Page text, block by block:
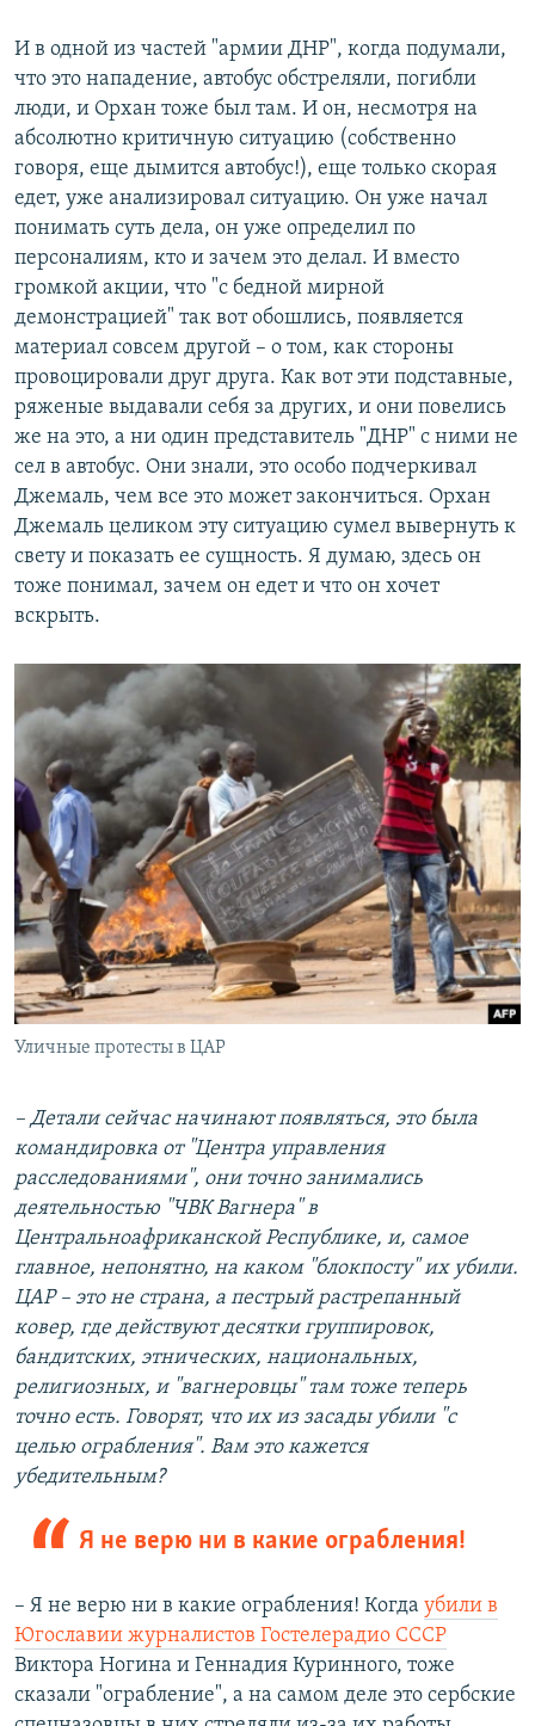
И в одной из частей "армии ДНР", когда подумали,
что это нападение, автобус обстреляли, погибли
люди, и Орхан тоже был там. И он, несмотря на
абсолютно критичную ситуацию (собственно
говоря, еще дымится автобус!), еще только скорая
едет, уже анализировал ситуацию. Он уже начал
понимать суть дела, он уже определил по
персоналиям, кто и зачем это делал. И вместо
громкой акции, что "с бедной мирной
демонстрацией" так вот обошлись, появляется
материал совсем другой – о том, как стороны
провоцировали друг друга. Как вот эти подставные,
ряженые выдавали себя за других, и они повелись
же на это, а ни один представитель "ДНР" с ними не
сел в автобус. Они знали, это особо подчеркивал
Джемаль, чем все это может закончиться. Орхан
Джемаль целиком эту ситуацию сумел вывернуть к
свету и показать ее сущность. Я думаю, здесь он
тоже понимал, зачем он едет и что он хочет
вскрыть.
Уличные протесты в ЦАР
– Детали сейчас начинают появляться, это была
командировка от "Центра управления
расследованиями", они точно занимались
деятельностью "ЧВК Вагнера" в
Центральноафриканской Республике, и, самое
главное, непонятно, на каком "блокпосту" их убили.
ЦАР – это не страна, а пестрый растрепанный
ковер, где действуют десятки группировок,
бандитских, этнических, национальных,
религиозных, и "вагнеровцы" там тоже теперь
точно есть. Говорят, что их из засады убили "с
целью ограбления". Вам это кажется
убедительным?
Я не верю ни в какие ограбления!​
– Я не верю ни в какие ограбления! Когда убили в
Югославии журналистов Гостелерадио СССР
Виктора Ногина и Геннадия Куринного, тоже
сказали "ограбление", а на самом деле это сербские